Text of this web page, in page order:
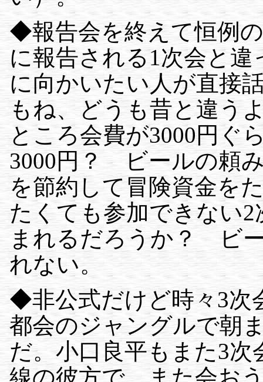
◆報告会を終えて恒例
に報告される1次会と
に向かいたい人が直接
もね、どうも昔と違う
ところ会費が3000円ぐ
3000円？ ビールの頼
を節約して冒険資金を
たくても参加できない
まれるだろうか？ ビ
れない。
◆非公式だけど時々3次
都会のジャングルで朝
だ。小口良平もまた3